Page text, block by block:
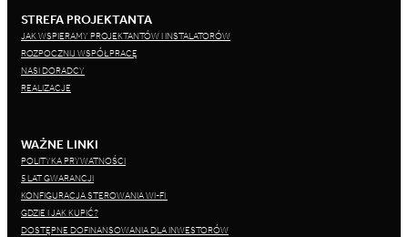
STREFA PROJEKTANTA
JAK WSPIERAMY PROJEKTANTÓW I INSTALATORÓW
ROZPOCZNIJ WSPÓŁPRACĘ
NASI DORADCY
REALIZACJE
WAŻNE LINKI
POLITYKA PRYWATNOŚCI
5 LAT GWARANCJI
KONFIGURACJA STEROWANIA WI-FI
GDZIE I JAK KUPIĆ?
DOSTĘPNE DOFINANSOWANIA DLA INWESTORÓW